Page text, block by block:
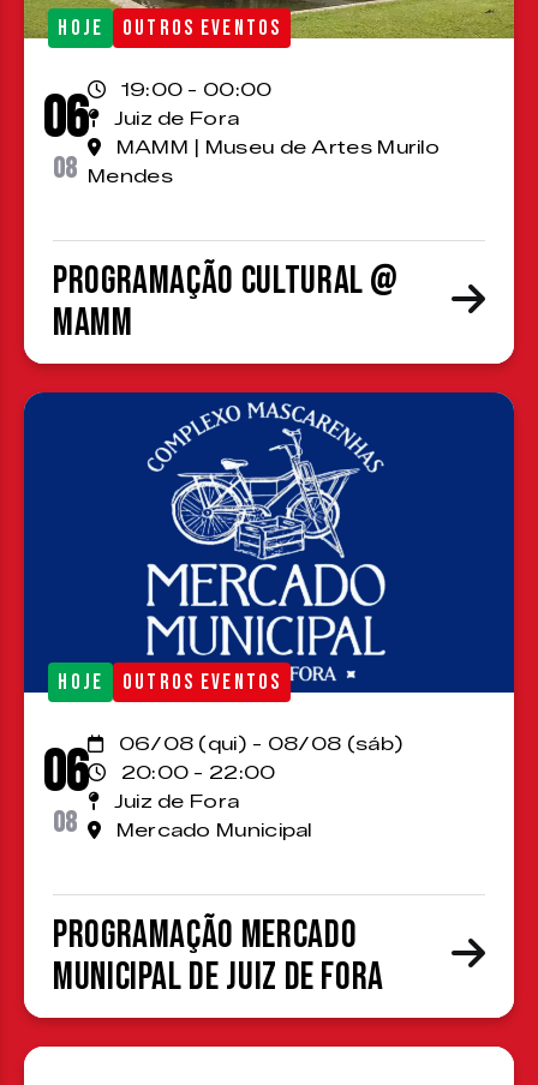
HOJE OUTROS EVENTOS
06
08
19:00 - 00:00
Juiz de Fora
MAMM | Museu de Artes Murilo
Mendes
Programação cultural @
MAMM
HOJE OUTROS EVENTOS
06
08
06/08 (qui) - 08/08 (sáb)
20:00 - 22:00
Juiz de Fora
Mercado Municipal
Programação Mercado
Municipal de Juiz de Fora